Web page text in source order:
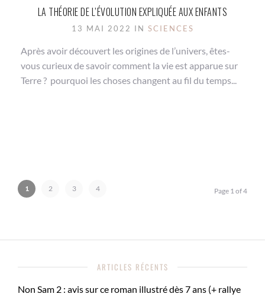
LA THÉORIE DE L’ÉVOLUTION EXPLIQUÉE AUX ENFANTS
13 MAI 2022 IN SCIENCES
Après avoir découvert les origines de l’univers, êtes-
vous curieux de savoir comment la vie est apparue sur
Terre ? pourquoi les choses changent au fil du temps...
1 2 3 4 Page 1 of 4
ARTICLES RÉCENTS
Non Sam 2 : avis sur ce roman illustré dès 7 ans (+ rallye